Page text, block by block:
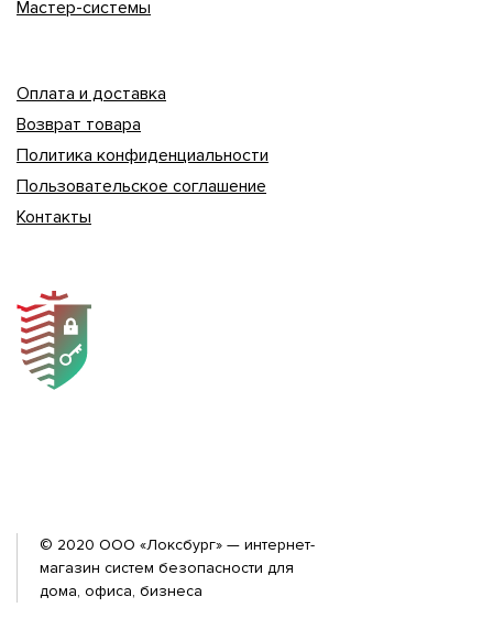
Мастер-системы
Оплата и доставка
Возврат товара
Политика конфиденциальности
Пользовательское соглашение
Контакты
© 2020 ООО «Локсбург» — интернет-
магазин систем безопасности для
дома, офиса, бизнеса